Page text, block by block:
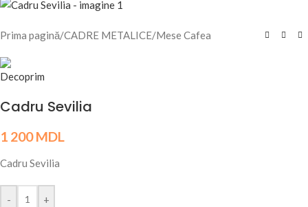
Prima pagină/CADRE METALICE/Mese Cafea
Cadru Sevilia
1 200MDL
Cadru Sevilia
- +